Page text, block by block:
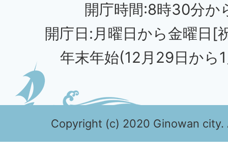
開庁時間:8時30分か
開庁日:月曜日から金曜日[
年末年始(12月29日から
Copyright (c) 2020 Ginowan city.